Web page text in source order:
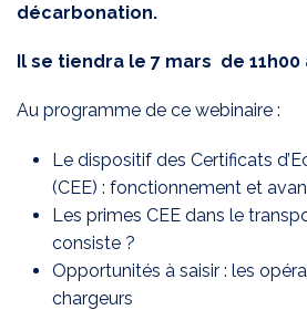
décarbonation.
Il se tiendra le 7 mars de 11h00
Au programme de ce webinaire :
Le dispositif des Certificats
(CEE) : fonctionnement et
Les primes CEE dans le
consiste ?
Opportunités à saisir : les
chargeurs